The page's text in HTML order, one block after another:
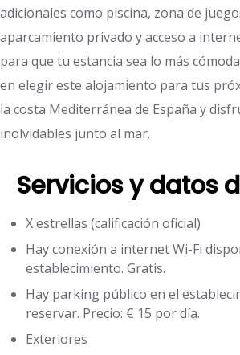
adicionales como piscina, zona de
aparcamiento privado y acceso a
para que tu estancia sea lo más
en elegir este alojamiento para tus
la costa Mediterránea de España y
inolvidables junto al mar.
Servicios y datos
X estrellas (calificación oficial)
Hay conexión a internet Wi-Fi
establecimiento. Gratis.
Hay parking público en el
reservar. Precio: € 15 por día.
Exteriores